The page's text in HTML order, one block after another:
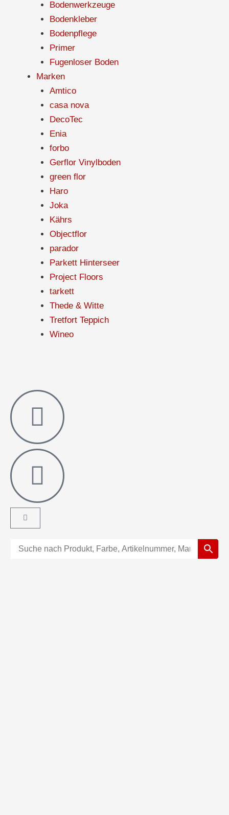
Bodenwerkzeuge
Bodenkleber
Bodenpflege
Primer
Fugenloser Boden
Marken
Amtico
casa nova
DecoTec
Enia
forbo
Gerflor Vinylboden
green flor
Haro
Joka
Kährs
Objectflor
parador
Parkett Hinterseer
Project Floors
tarkett
Thede & Witte
Tretfort Teppich
Wineo
Warenkorb